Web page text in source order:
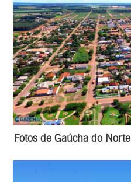
Fotos de Gaúcha do Norte